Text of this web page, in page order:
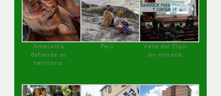
Amazonía
defiende su
territorio
Perú
Valle del Elqui
sin minería.